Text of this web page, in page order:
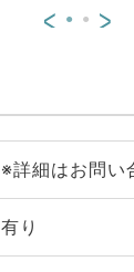
< >
※詳細はお問い
有り